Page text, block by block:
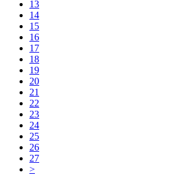
13
14
15
16
17
18
19
20
21
22
23
24
25
26
27
>